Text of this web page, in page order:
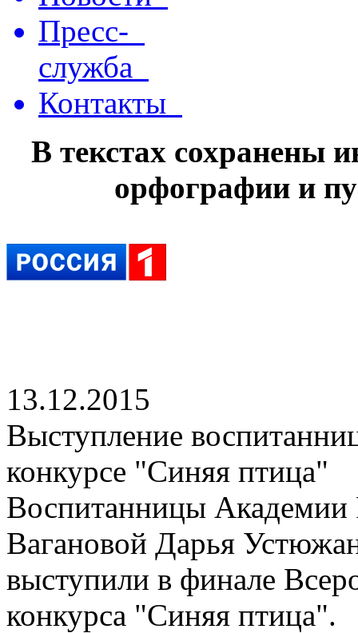
Пресс-
служба
Контакты
В текстах сохранены
орфографии и
13.12.2015
Выступление
конкурсе "Синяя птица"
Воспитанницы Академии
Вагановой Дарья
выступили в финале
конкурса "Синяя птица".